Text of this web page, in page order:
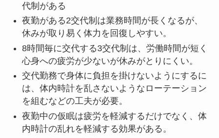
代制がある
夜勤がある2交代制は業務時間が長くなるが、
休みが取り易く体力を回復しやすい。
8時間毎に交代する3交代制は、労働時間が短く
心身への疲労が少ないが休みがとりにくい。
交代勤務で身体に負担を掛けないようにするに
は、体内時計を乱さないようなローテーション
を組むなどの工夫が必要。
夜勤中の仮眠は疲労を軽減するだけでなく、体
内時計の乱れを軽減する効果がある。